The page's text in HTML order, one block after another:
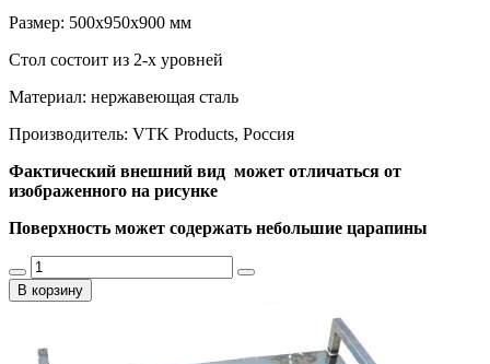
Размер: 500х950х900 мм
Стол состоит из 2-х уровней
Материал: нержавеющая сталь
Производитель: VTK Products, Россия
Фактический внешний вид может отличаться от
изображенного на рисунке
Поверхность может содержать небольшие царапины
В корзину